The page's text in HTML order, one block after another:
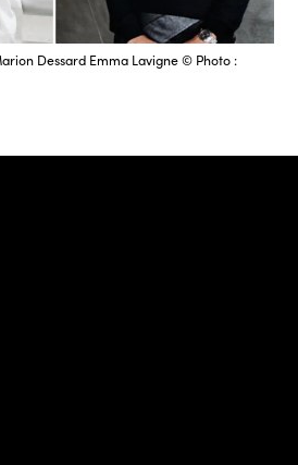
Dessard Emma Lavigne © Photo :